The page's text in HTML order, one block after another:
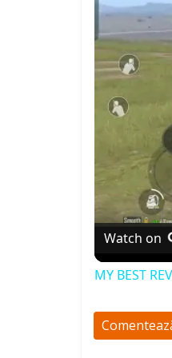
Watch on
MY BEST